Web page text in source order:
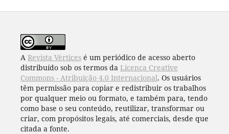
A Revista Vérticesé um periódico de acesso aberto
distribuído sob os termos da Licença Creative
Commons - Atribuição 4.0 Internacional. Os usuários
têm permissão para copiar e redistribuir os trabalhos
por qualquer meio ou formato, e também para, tendo
como base o seu conteúdo, reutilizar, transformar ou
criar, com propósitos legais, até comerciais, desde que
citada a fonte.